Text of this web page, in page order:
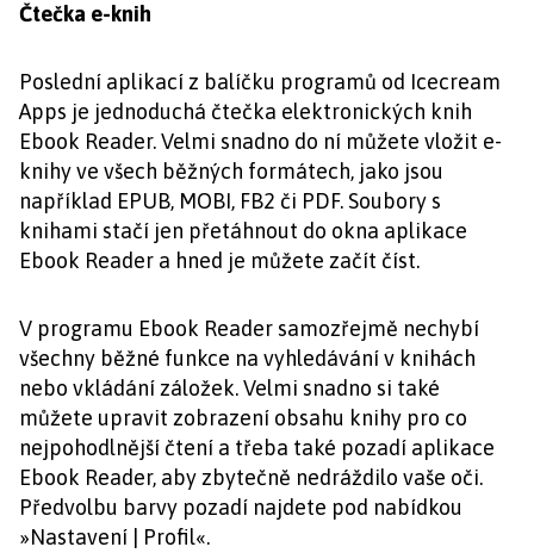
Čtečka e-knih
Poslední aplikací z balíčku programů od Icecream
Apps je jednoduchá čtečka elektronických knih
Ebook Reader. Velmi snadno do ní můžete vložit e-
knihy ve všech běžných formátech, jako jsou
například EPUB, MOBI, FB2 či PDF. Soubory s
knihami stačí jen přetáhnout do okna aplikace
Ebook Reader a hned je můžete začít číst.
V programu Ebook Reader samozřejmě nechybí
všechny běžné funkce na vyhledávání v knihách
nebo vkládání záložek. Velmi snadno si také
můžete upravit zobrazení obsahu knihy pro co
nejpohodlnější čtení a třeba také pozadí aplikace
Ebook Reader, aby zbytečně nedráždilo vaše oči.
Předvolbu barvy pozadí najdete pod nabídkou
»Nastavení | Profil«.